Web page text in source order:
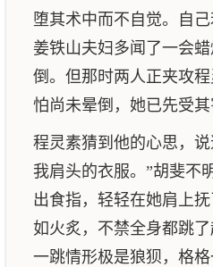
堕其术中而不自觉。自
姜铁山夫妇多闻了一会
倒。但那时两人正夹攻
怕尚未晕倒，她已先受其
程灵素猜到他的心思，
我肩头的衣服。”胡斐不
出食指，轻轻在她肩上
如火炙，不禁全身都跳
一跳情形极是狼狈，格